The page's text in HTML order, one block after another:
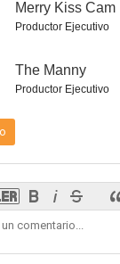
de tu vida
6.4
Merry Kiss Cam
Productor Ejecutivo
The Manny
Productor Ejecutivo